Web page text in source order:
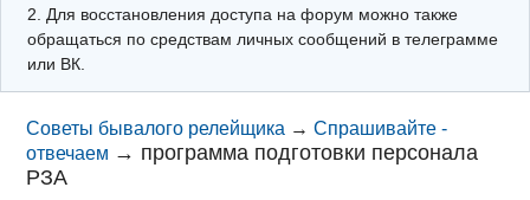
2. Для восстановления доступа на форум можно также
обращаться по средствам личных сообщений в телеграмме
или ВК.
Советы бывалого релейщика →Спрашивайте -
отвечаем → программа подготовки персонала
РЗА